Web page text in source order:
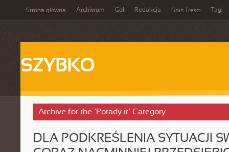
Strona główna Archiwum Gol Redakcja Spis Treści Tagi
SZYBKO
Archive for the ‘Porady it’ Category
DLA PODKREŚLENIA SYTUACJI